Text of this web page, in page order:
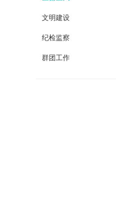
文明建设
纪检监察
群团工作